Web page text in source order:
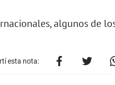
algunos de
esta nota: